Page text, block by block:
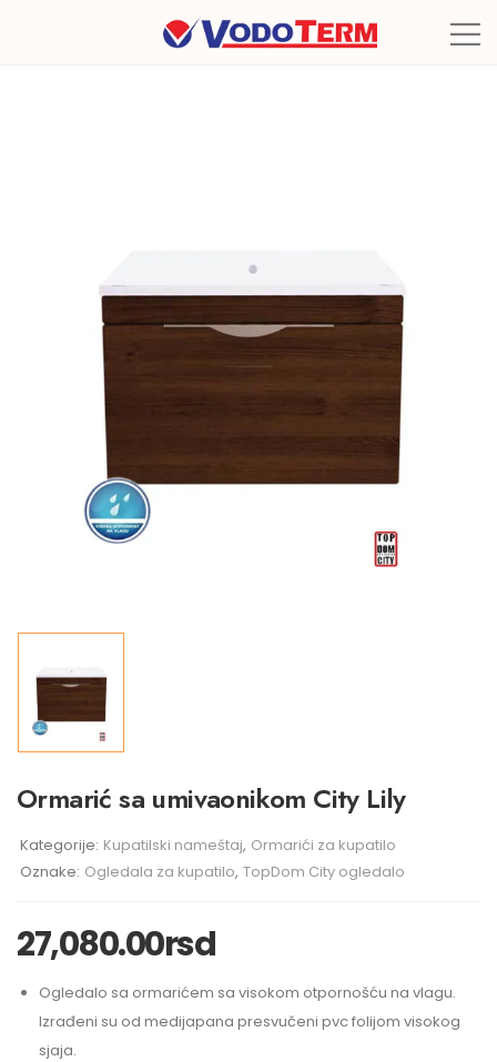
Ormarić sa umivaonikom City Lily
Kategorije: Kupatilski nameštaj, Ormarići za kupatilo
Oznake: Ogledala za kupatilo, TopDom City ogledalo
27,080.00rsd
Ogledalo sa ormarićem sa visokom otpornošću na vlagu.
Izrađeni su od medijapana presvučeni pvc folijom visokog
sjaja.